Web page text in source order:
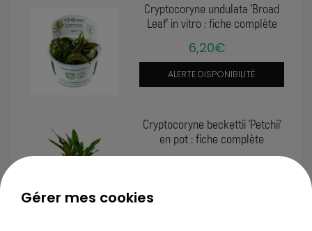
Cryptocoryne undulata 'Broad
Leaf' in vitro : fiche complète
6,20€
ALERTE DISPONIBILITÉ
Cryptocoryne beckettii 'Petchii'
en pot : fiche complète
Gérer mes cookies